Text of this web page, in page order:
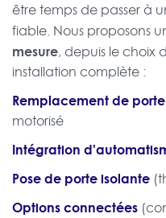
être temps de passer à
fiable. Nous proposons
mesure, depuis le choix
installation complète :
Remplacement de
motorisé
Intégration
Pose de porte isolante
Options connectées